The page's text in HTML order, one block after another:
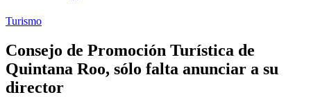
Turismo
Consejo de Promoción Turística de
Quintana Roo, sólo falta anunciar a su
director